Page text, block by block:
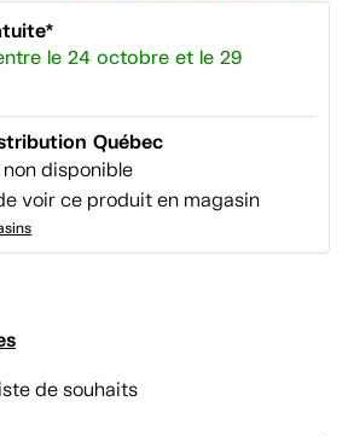
le 24 octobre et le 29
Québec
disponible
voir ce produit en magasin
de souhaits